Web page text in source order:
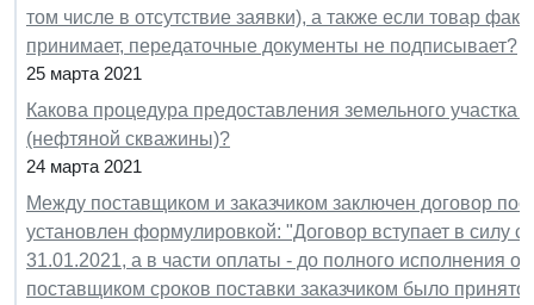
том числе в отсутствие заявки), а также если товар
принимает, передаточные документы не подписывает?
25 марта 2021
Какова процедура предоставления земельного
(нефтяной скважины)?
24 марта 2021
Между поставщиком и заказчиком заключен договор
установлен формулировкой: "Договор вступает в силу
31.01.2021, а в части оплаты - до полного исполнения
поставщиком сроков поставки заказчиком было